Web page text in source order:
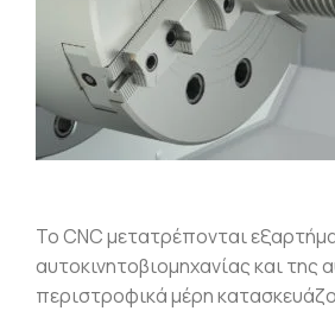
Το CNC μετατρέπονται
αυτοκινητοβιομηχανίας και της
περιστροφικά μέρη